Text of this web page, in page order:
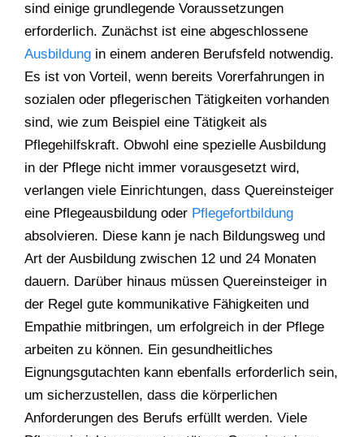
sind einige grundlegende Voraussetzungen
erforderlich. Zunächst ist eine abgeschlossene
Ausbildung in einem anderen Berufsfeld notwendig.
Es ist von Vorteil, wenn bereits Vorerfahrungen in
sozialen oder pflegerischen Tätigkeiten vorhanden
sind, wie zum Beispiel eine Tätigkeit als
Pflegehilfskraft. Obwohl eine spezielle Ausbildung
in der Pflege nicht immer vorausgesetzt wird,
verlangen viele Einrichtungen, dass Quereinsteiger
eine Pflegeausbildung oder Pflegefortbildung
absolvieren. Diese kann je nach Bildungsweg und
Art der Ausbildung zwischen 12 und 24 Monaten
dauern. Darüber hinaus müssen Quereinsteiger in
der Regel gute kommunikative Fähigkeiten und
Empathie mitbringen, um erfolgreich in der Pflege
arbeiten zu können. Ein gesundheitliches
Eignungsgutachten kann ebenfalls erforderlich sein,
um sicherzustellen, dass die körperlichen
Anforderungen des Berufs erfüllt werden. Viele